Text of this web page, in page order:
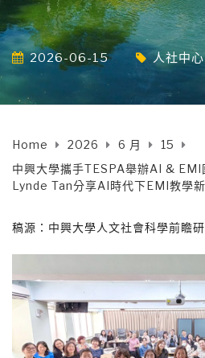
2026-06-15 人社中心
Home 2026 6 月
15
中興大學攜手TESPA舉辦AI & EMI
Lynde Tan分享AI時代下EMI教學
稿源：中興大學人文社會科學前瞻